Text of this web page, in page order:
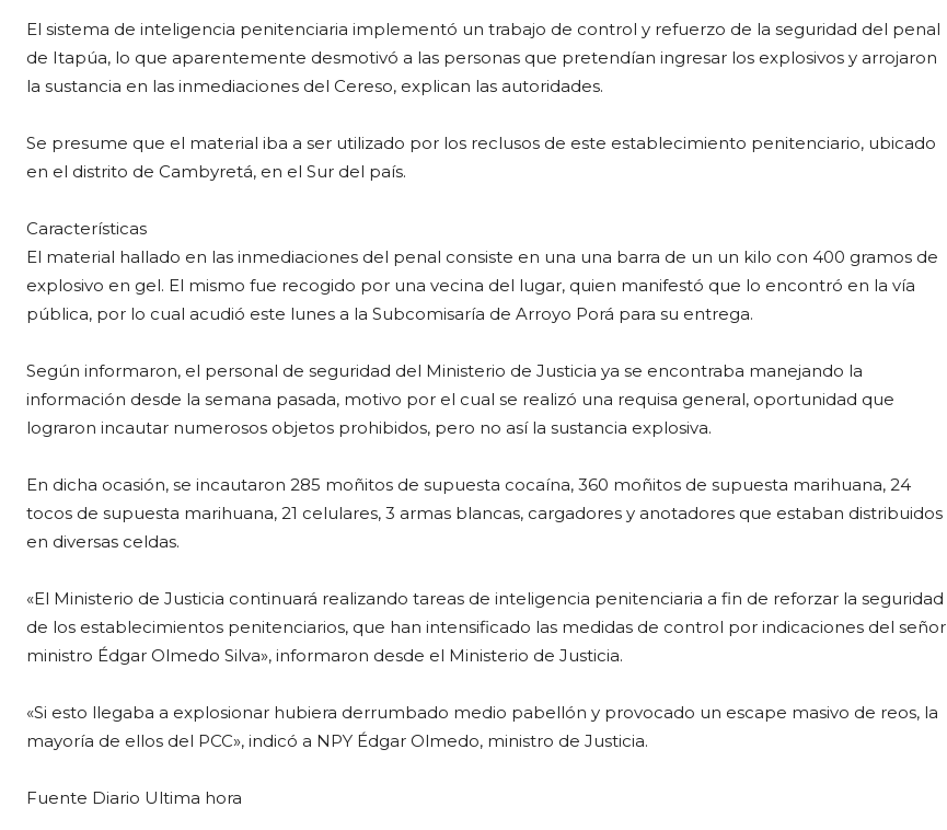
El sistema de inteligencia penitenciaria implementó un trabajo de control y refuerzo de la seguridad del penal
de Itapúa, lo que aparentemente desmotivó a las personas que pretendían ingresar los explosivos y arrojaron
la sustancia en las inmediaciones del Cereso, explican las autoridades.
Se presume que el material iba a ser utilizado por los reclusos de este establecimiento penitenciario, ubicado
en el distrito de Cambyretá, en el Sur del país.
Características
El material hallado en las inmediaciones del penal consiste en una una barra de un un kilo con 400 gramos de
explosivo en gel. El mismo fue recogido por una vecina del lugar, quien manifestó que lo encontró en la vía
pública, por lo cual acudió este lunes a la Subcomisaría de Arroyo Porá para su entrega.
Según informaron, el personal de seguridad del Ministerio de Justicia ya se encontraba manejando la
información desde la semana pasada, motivo por el cual se realizó una requisa general, oportunidad que
lograron incautar numerosos objetos prohibidos, pero no así la sustancia explosiva.
En dicha ocasión, se incautaron 285 moñitos de supuesta cocaína, 360 moñitos de supuesta marihuana, 24
tocos de supuesta marihuana, 21 celulares, 3 armas blancas, cargadores y anotadores que estaban distribuidos
en diversas celdas.
«El Ministerio de Justicia continuará realizando tareas de inteligencia penitenciaria a fin de reforzar la seguridad
de los establecimientos penitenciarios, que han intensificado las medidas de control por indicaciones del señor
ministro Édgar Olmedo Silva», informaron desde el Ministerio de Justicia.
«Si esto llegaba a explosionar hubiera derrumbado medio pabellón y provocado un escape masivo de reos, la
mayoría de ellos del PCC», indicó a NPY Édgar Olmedo, ministro de Justicia.
Fuente Diario Ultima hora